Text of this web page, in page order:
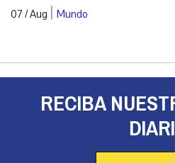
07 / Aug | Mundo
RECIBA